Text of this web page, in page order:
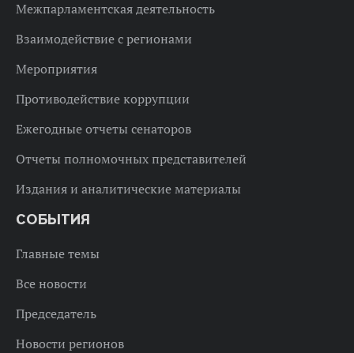
Межпарламентская деятельность
Взаимодействие с регионами
Мероприятия
Противодействие коррупции
Ежегодные отчеты сенаторов
Отчеты полномочных представителей
Издания и аналитические материалы
СОБЫТИЯ
Главные темы
Все новости
Председатель
Новости регионов